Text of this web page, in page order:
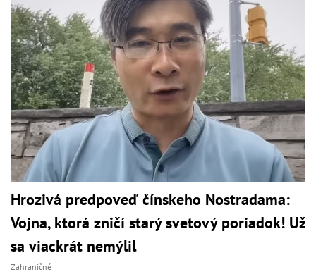
Hrozivá predpoveď čínskeho Nostradama:
Vojna, ktorá zničí starý svetový poriadok! Už
sa viackrát nemýlil
Zahraničné